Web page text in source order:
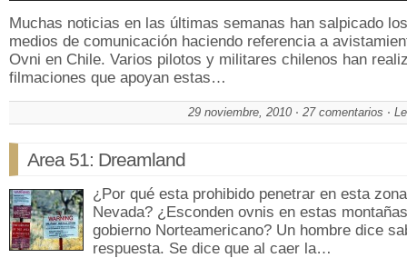
Muchas noticias en las últimas semanas han salpicado los
medios de comunicación haciendo referencia a
Ovni en Chile. Varios pilotos y militares chilenos han
filmaciones que apoyan estas…
29 noviembre, 2010 27 comentarios
Area 51: Dreamland
¿Por qué esta prohibido penetrar en esta
Nevada? ¿Esconden ovnis en estas
gobierno Norteamericano? Un hombre dice
respuesta. Se dice que al caer la…